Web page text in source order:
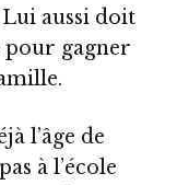
aussi doit
pour gagner
l’âge de
à l’école